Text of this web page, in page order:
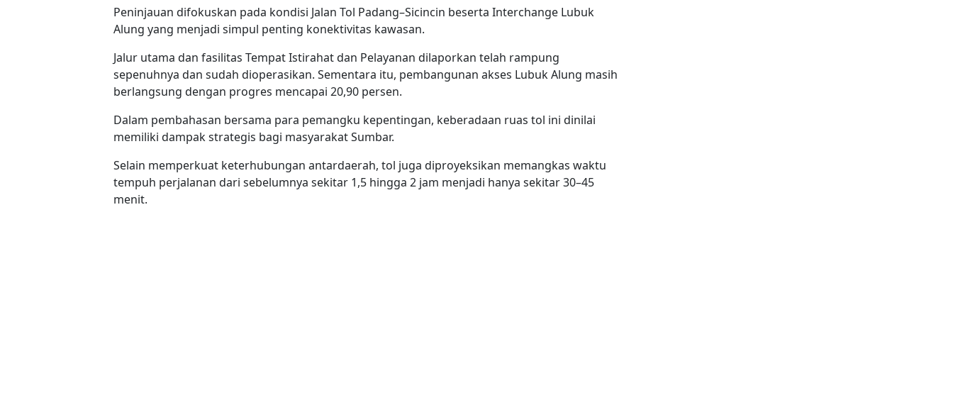
Peninjauan difokuskan pada kondisi Jalan Tol Padang–Sicincin beserta Interchange Lubuk
Alung yang menjadi simpul penting konektivitas kawasan.
Jalur utama dan fasilitas Tempat Istirahat dan Pelayanan dilaporkan telah rampung
sepenuhnya dan sudah dioperasikan. Sementara itu, pembangunan akses Lubuk Alung masih
berlangsung dengan progres mencapai 20,90 persen.
Dalam pembahasan bersama para pemangku kepentingan, keberadaan ruas tol ini dinilai
memiliki dampak strategis bagi masyarakat Sumbar.
Selain memperkuat keterhubungan antardaerah, tol juga diproyeksikan memangkas waktu
tempuh perjalanan dari sebelumnya sekitar 1,5 hingga 2 jam menjadi hanya sekitar 30–45
menit.